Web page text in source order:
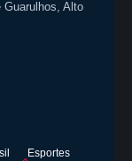
Alto
Esportes